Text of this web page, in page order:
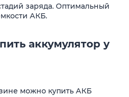
заряда. Оптимальный
АКБ.
аккумулятор у
можно купить АКБ